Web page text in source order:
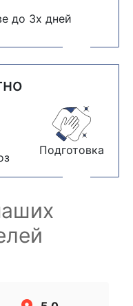
до 3х дней
Подготовка